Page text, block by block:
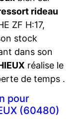
rideau
ZF H:17,
stock
dans son
réalise le
de temps .
pour
(60480)